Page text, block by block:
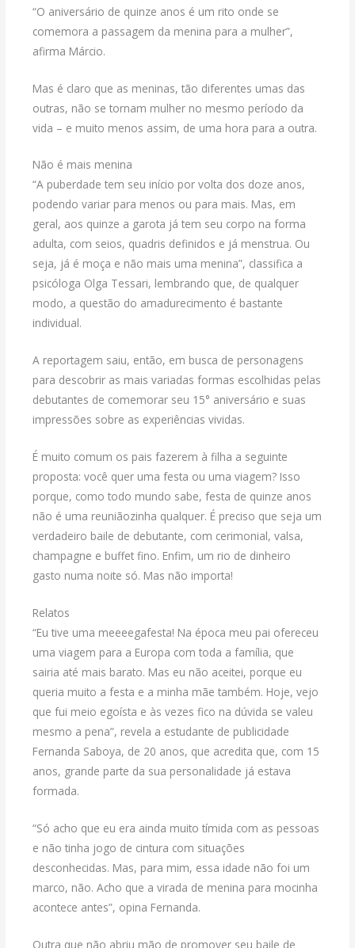
“O aniversário de quinze anos é um rito onde se
comemora a passagem da menina para a mulher”,
afirma Márcio.
Mas é claro que as meninas, tão diferentes umas das
outras, não se tornam mulher no mesmo período da
vida – e muito menos assim, de uma hora para a outra.
Não é mais menina
“A puberdade tem seu início por volta dos doze anos,
podendo variar para menos ou para mais. Mas, em
geral, aos quinze a garota já tem seu corpo na forma
adulta, com seios, quadris definidos e já menstrua. Ou
seja, já é moça e não mais uma menina”, classifica a
psicóloga Olga Tessari, lembrando que, de qualquer
modo, a questão do amadurecimento é bastante
individual.
A reportagem saiu, então, em busca de personagens
para descobrir as mais variadas formas escolhidas pelas
debutantes de comemorar seu 15° aniversário e suas
impressões sobre as experiências vividas.
É muito comum os pais fazerem à filha a seguinte
proposta: você quer uma festa ou uma viagem? Isso
porque, como todo mundo sabe, festa de quinze anos
não é uma reuniãozinha qualquer. É preciso que seja um
verdadeiro baile de debutante, com cerimonial, valsa,
champagne e buffet fino. Enfim, um rio de dinheiro
gasto numa noite só. Mas não importa!
Relatos
“Eu tive uma meeeegafesta! Na época meu pai ofereceu
uma viagem para a Europa com toda a família, que
sairia até mais barato. Mas eu não aceitei, porque eu
queria muito a festa e a minha mãe também. Hoje, vejo
que fui meio egoísta e às vezes fico na dúvida se valeu
mesmo a pena”, revela a estudante de publicidade
Fernanda Saboya, de 20 anos, que acredita que, com 15
anos, grande parte da sua personalidade já estava
formada.
“Só acho que eu era ainda muito tímida com as pessoas
e não tinha jogo de cintura com situações
desconhecidas. Mas, para mim, essa idade não foi um
marco, não. Acho que a virada de menina para mocinha
acontece antes”, opina Fernanda.
Outra que não abriu mão de promover seu baile de